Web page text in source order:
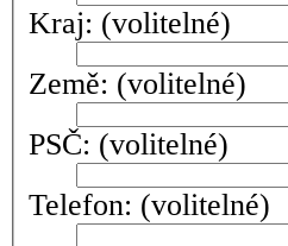
Kraj: (volitelné)
Země: (volitelné)
PSČ: (volitelné)
Telefon: (volitelné)